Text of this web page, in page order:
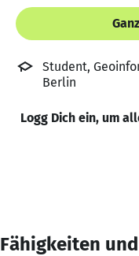
Student,
Berlin
Logg Dich ein, um
Fähigkeiten